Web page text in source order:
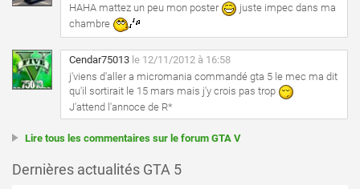
HAHA mattez un peu mon poster
juste impec dans ma
chambre
Cendar75013 le 12/11/2012 à 16:58
j'viens d'aller a micromania commandé gta 5 le mec ma dit
qu'il sortirait le 15 mars mais j'y crois pas trop
J'attend l'annoce de R*
Lire tous les commentaires sur le forum GTA V
Dernières actualités GTA 5